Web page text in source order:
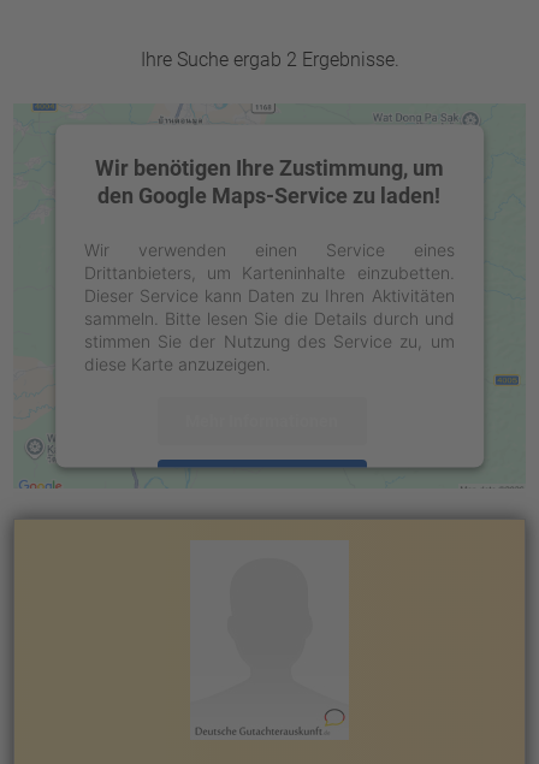
Ihre Suche ergab 2 Ergebnisse.
Wir benötigen Ihre Zustimmung, um
den Google Maps-Service zu laden!
Wir verwenden einen Service eines
Drittanbieters, um Karteninhalte einzubetten.
Dieser Service kann Daten zu Ihren Aktivitäten
sammeln. Bitte lesen Sie die Details durch und
stimmen Sie der Nutzung des Service zu, um
diese Karte anzuzeigen.